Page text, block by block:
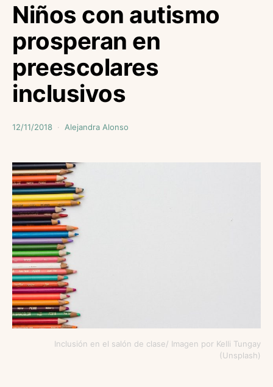
Niños con autismo
prosperan en
preescolares
inclusivos
12/11/2018 Alejandra Alonso
Inclusión en el salón de clase/ Imagen por Kelli Tungay
(Unsplash)